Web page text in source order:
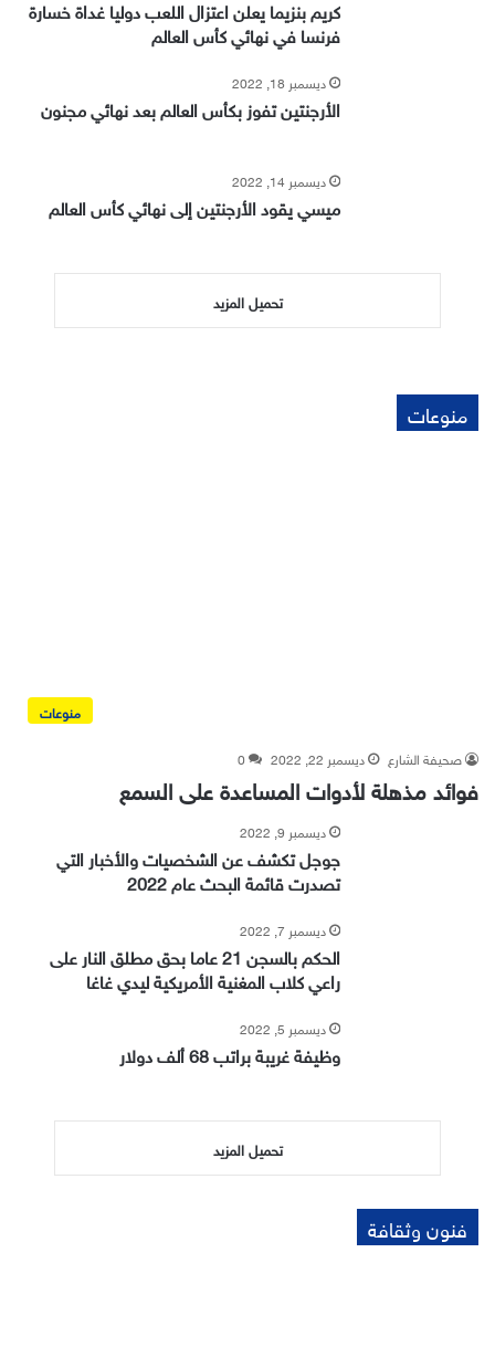
كريم بنزيما يعلن اعتزال اللعب دوليا غداة خسارة
فرنسا في نهائي كأس العالم
ديسمبر 18, 2022
الأرجنتين تفوز بكأس العالم بعد نهائي مجنون
ديسمبر 14, 2022
ميسي يقود الأرجنتين إلى نهائي كأس العالم
تحميل المزيد
منوعات
منوعات
صحيفة الشارع ديسمبر 22, 2022 0
فوائد مذهلة لأدوات المساعدة على السمع
ديسمبر 9, 2022
جوجل تكشف عن الشخصيات والأخبار التي
تصدرت قائمة البحث عام 2022
ديسمبر 7, 2022
الحكم بالسجن 21 عاما بحق مطلق النار على
راعي كلاب المغنية الأمريكية ليدي غاغا
ديسمبر 5, 2022
وظيفة غريبة براتب 68 ألف دولار
تحميل المزيد
فنون وثقافة